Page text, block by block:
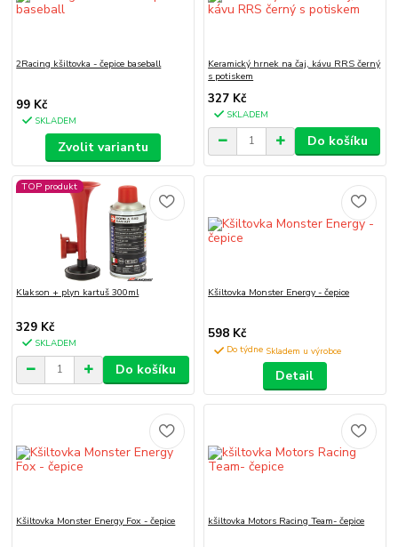
2Racing kšiltovka - čepice baseball
99 Kč
SKLADEM
Zvolit variantu
Keramický hrnek na čaj, kávu RRS černý
s potiskem
327 Kč
SKLADEM
Do košíku
TOP produkt
Klakson + plyn kartuš 300ml
329 Kč
SKLADEM
Do košíku
Kšiltovka Monster Energy - čepice
598 Kč
Do týdne
Detail
Kšiltovka Monster Energy Fox - čepice kšiltovka Motors Racing Team- čepice